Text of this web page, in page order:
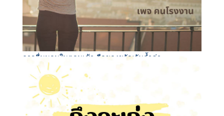
การตื่นนอนในตอนเช้า คือของขวัญอันล้ำค่า..